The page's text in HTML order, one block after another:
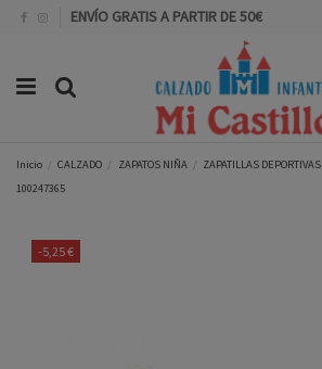
ENVÍO GRATIS A PARTIR DE 50€
Inicio CALZADO ZAPATOS NIÑA ZAPATILLAS DEPORTIVAS
100247365
-5,25 €